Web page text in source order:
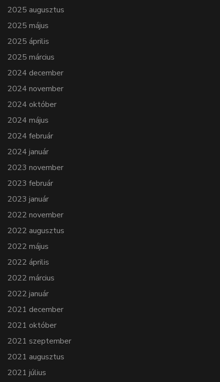
2025 augusztus
2025 május
2025 április
2025 március
2024 december
2024 november
2024 október
2024 május
2024 február
2024 január
2023 november
2023 február
2023 január
2022 november
2022 augusztus
2022 május
2022 április
2022 március
2022 január
2021 december
2021 október
2021 szeptember
2021 augusztus
2021 július